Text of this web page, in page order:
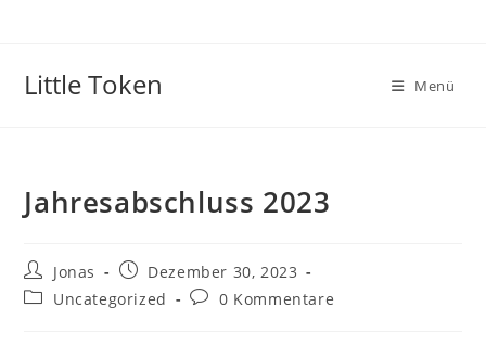
Little Token Menü
Jahresabschluss 2023
Jonas
Dezember 30, 2023
Uncategorized
0 Kommentare